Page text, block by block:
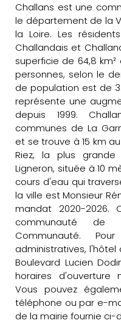
Challans est une
le département de la
la Loire. Les
Challandais et
superficie de 64,8
personnes, selon le
de population est de
représente une
depuis 1999.
communes de La
et se trouve à 15 km
Riez, la plus grande
Ligneron, située à 10
cours d'eau qui
la ville est Monsieur
mandat 2020-2026.
communauté de
Communauté.
administratives, l'hôtel
Boulevard Lucien
horaires d'ouverture
Vous pouvez
téléphone ou par e-
de la mairie fournie ci-